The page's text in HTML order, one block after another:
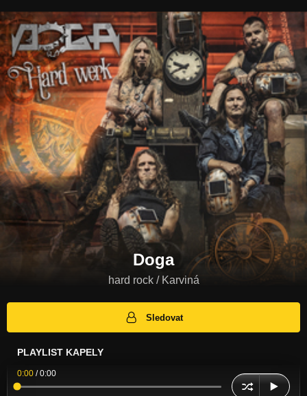
Doga
hard rock / Karviná
Sledovat
PLAYLIST KAPELY
0:00 /0:00